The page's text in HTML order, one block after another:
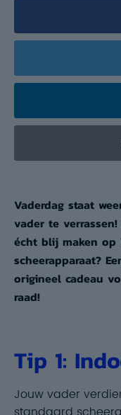
Vaderdag staat
vader te
écht blij maken op
scheerapparaat?
origineel cadeau
raad!
Tip 1:
Jouw vader